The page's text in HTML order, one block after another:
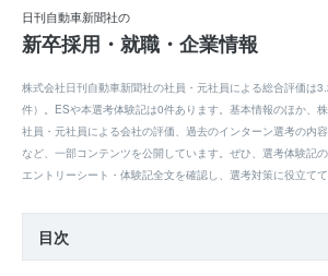
日刊自動車新聞社の
新卒採用・就職・企業情報
株式会社日刊自動車新聞社の社員・元社員による総合評価は
件）。ESや本選考体験記は0件あります。基本情報のほか、
社員・元社員による会社の評価、過去のインターン選考の内
など、一部コンテンツを公開しています。ぜひ、選考体験記
エントリーシート・体験記全文を確認し、選考対策に役立てて
目次